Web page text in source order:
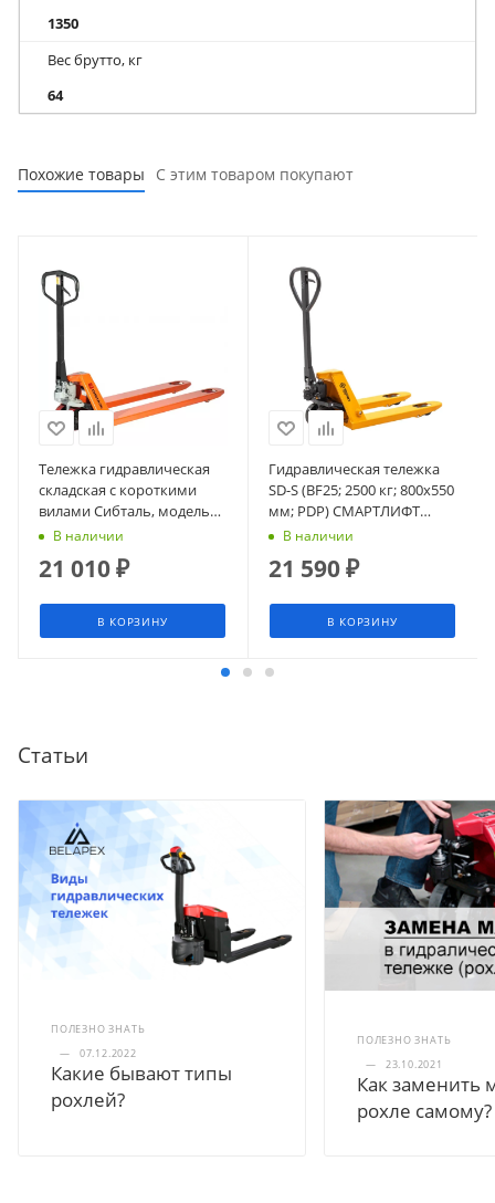
1350
Вес брутто, кг
64
Похожие товары С этим товаром покупают
Тележка гидравлическая
складская с короткими
вилами Сибталь, модель
ACR, 2500 кг, L 800 мм
В наличии
21 010₽
В КОРЗИНУ
Гидравлическая тележка
SD-S (BF25; 2500 кг; 800х550
мм; PDP) СМАРТЛИФТ
(SMARTLIFT)
В наличии
21 590₽
В КОРЗИНУ
Статьи
ПОЛЕЗНО ЗНАТЬ
—
07.12.2022
Какие бывают типы
рохлей?
ПОЛЕЗНО ЗНАТЬ
—
23.10.2021
Как заменить
рохле самому?